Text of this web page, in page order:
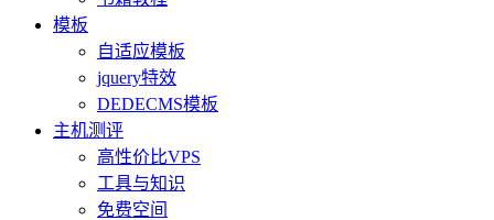
模板
自适应模板
jquery特效
DEDECMS模板
主机测评
高性价比VPS
工具与知识
免费空间